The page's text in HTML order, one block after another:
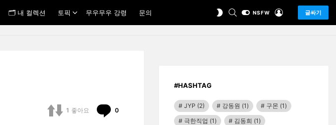
🗂 내 컬렉션 토픽 무우무우 강령 문의
SWITCHSEARCHNSFW 글싸기
1 좋아요 0
#HASHTAG
JYP (2) 강동원 (1) 구몬 (1)
극한직업 (1) 김동희 (1)